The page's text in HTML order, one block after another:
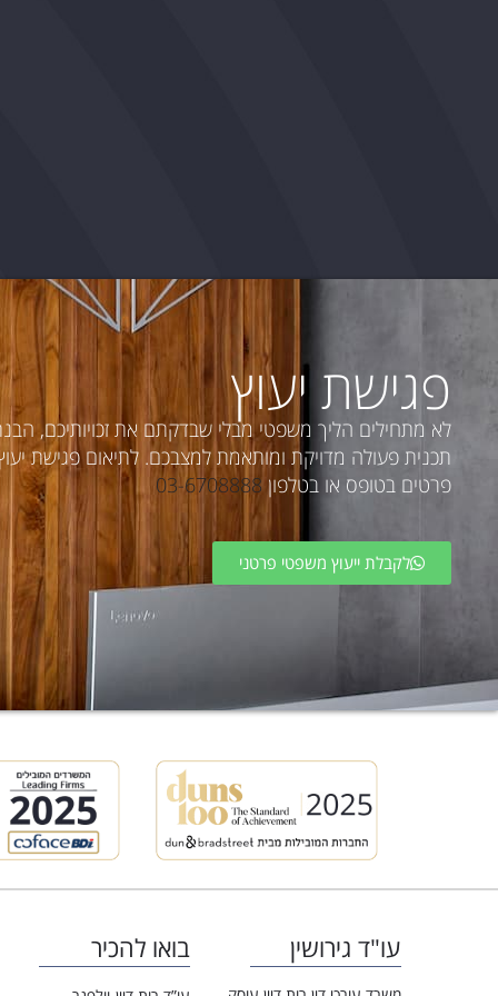
פגישת יעוץ
לא מתחילים הליך משפטי מבלי שבדקתם את זכויותיכם,
תכנית פעולה מדויקת ומותאמת למצבכם. לתיאום פגישת יעוץ
פרטים בטופס או בטלפון 03-6708888
לקבלת ייעוץ משפטי פרטני
עו"ד גירושין בואו להכיר